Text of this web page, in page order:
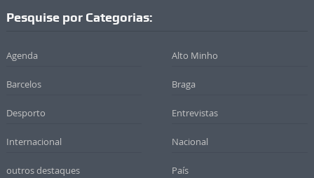
Pesquise por Categorias:
Agenda Alto Minho
Barcelos Braga
Desporto Entrevistas
Internacional Nacional
outros destaques País